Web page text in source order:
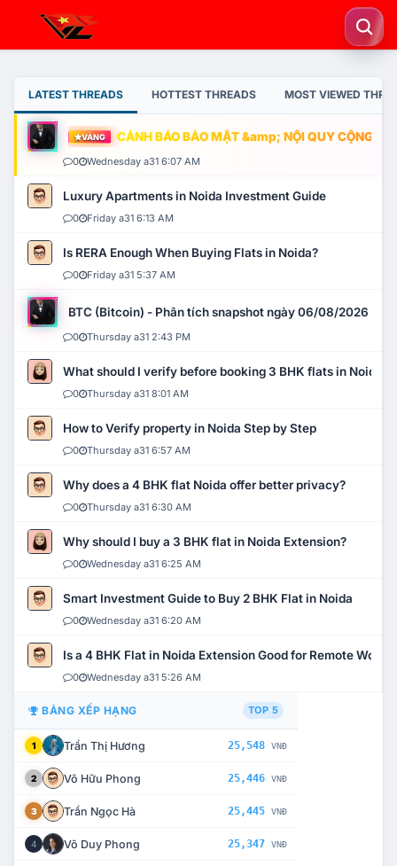
LATEST THREADS HOTTEST THREADS MOST VIEWED
VÀNG CẢNH BÁO BẢO MẬT &amp; NỘI QUY CỘNG
0 Wednesday a31 6:07 AM
Luxury Apartments in Noida Investment Guide
0 Friday a31 6:13 AM
Is RERA Enough When Buying Flats in Noida?
0 Friday a31 5:37 AM
BTC (Bitcoin) - Phân tích snapshot ngày 06/08/2026
0 Thursday a31 2:43 PM
What should I verify before booking 3 BHK flats in Noida?
0 Thursday a31 8:01 AM
How to Verify property in Noida Step by Step
0 Thursday a31 6:57 AM
Why does a 4 BHK flat Noida offer better privacy?
0 Thursday a31 6:30 AM
Why should I buy a 3 BHK flat in Noida Extension?
0 Wednesday a31 6:25 AM
Smart Investment Guide to Buy 2 BHK Flat in Noida
0 Wednesday a31 6:20 AM
Is a 4 BHK Flat in Noida Extension Good for Remote Work?
0 Wednesday a31 5:26 AM
BẢNG XẾP HẠNG TOP 5
1 Trần Thị Hương 25,548 VNĐ
2 Võ Hữu Phong 25,446 VNĐ
3 Trần Ngọc Hà 25,445 VNĐ
4 Võ Duy Phong 25,347 VNĐ